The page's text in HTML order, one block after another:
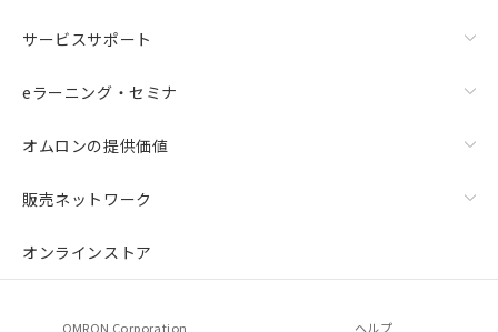
サービスサポート
eラーニング・セミナ
オムロンの提供価値
販売ネットワーク
オンラインストア
OMRON Corporation ヘルプ